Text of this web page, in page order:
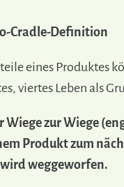
Cradle-Definition
eines Produktes
viertes Leben als
Wiege zur Wiege
Produkt zum
weggeworfen.